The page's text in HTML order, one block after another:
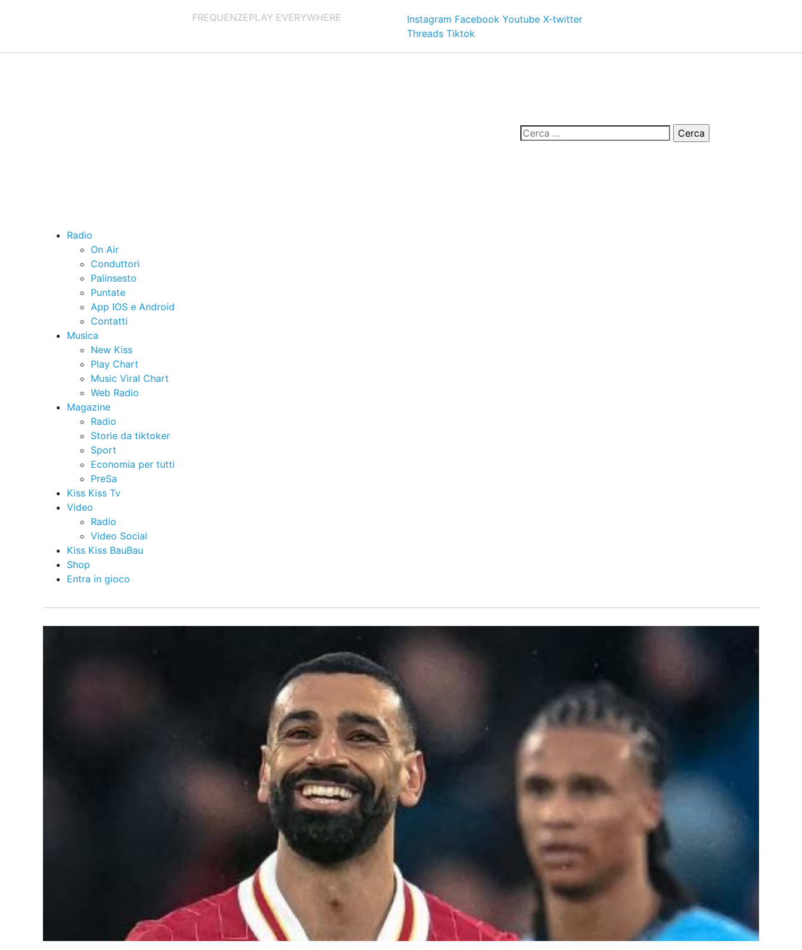
FREQUENZEPLAY EVERYWHERE Instagram Facebook Youtube X-twitter
Threads Tiktok
Radio
On Air
Conduttori
Palinsesto
Puntate
App IOS e Android
Contatti
Musica
New Kiss
Play Chart
Music Viral Chart
Web Radio
Magazine
Radio
Storie da tiktoker
Sport
Economia per tutti
PreSa
Kiss Kiss Tv
Video
Radio
Video Social
Kiss Kiss BauBau
Shop
Entra in gioco